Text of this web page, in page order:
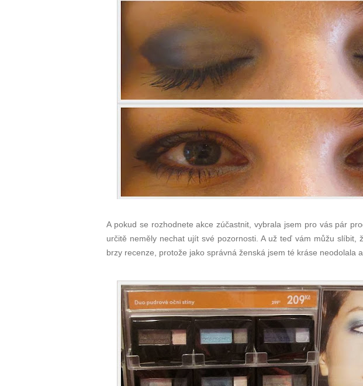
A pokud se rozhodnete akce zúčastnit, vybrala jsem pro vás pár
určitě neměly nechat ujít své pozornosti. A už teď vám můžu slíbit,
brzy recenze, protože jako správná ženská jsem té kráse neodolala